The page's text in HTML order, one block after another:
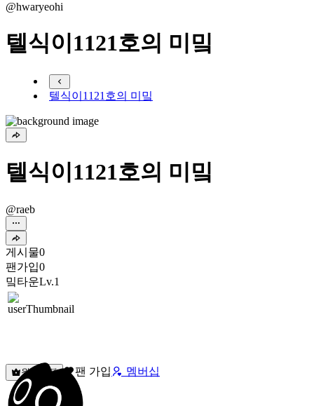
@hwaryeohi
텔식이1121호의 미밐
텔식이1121호의 미밐
텔식이1121호의 미밐
@raeb
게시물0
팬가입0
밐타운Lv.1
원픽선택 팬 가입 멤버십
밐타운